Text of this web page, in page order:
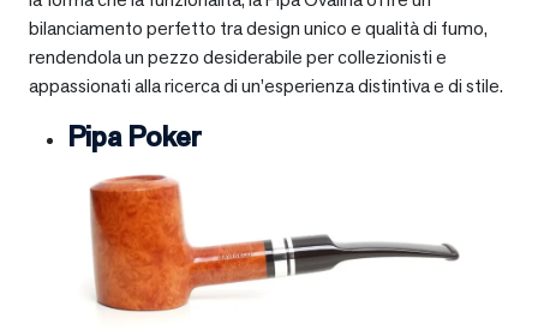
bilanciamento perfetto tra design unico e qualità di fumo,
rendendola un pezzo desiderabile per collezionisti e
appassionati alla ricerca di un’esperienza distintiva e di stile.
Pipa Poker